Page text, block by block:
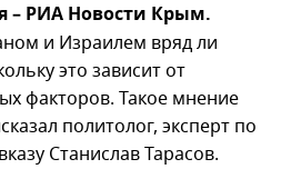
РИА Новости Крым.
и Израилем вряд ли
это зависит от
факторов. Такое мнение
политолог, эксперт по
Станислав Тарасов.